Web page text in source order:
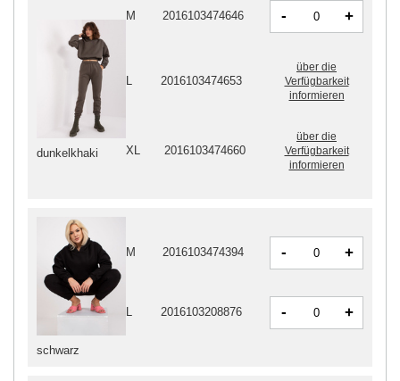
schwarz
M 2016103474394 - +
L 2016103208876 - +
dunkelkhaki
M 2016103474646 - +
2016103474653
über die
Verfügbarkeit
informieren
XL 2016103474660
über die
Verfügbarkeit
informieren